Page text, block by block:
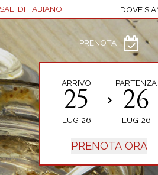
DI TABIANO DOVE
PRENOTA
ARRIVO
25
LUG 26
PARTENZA
26
LUG 26